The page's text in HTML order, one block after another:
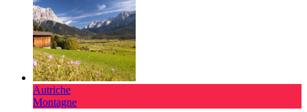
Autriche
Montagne